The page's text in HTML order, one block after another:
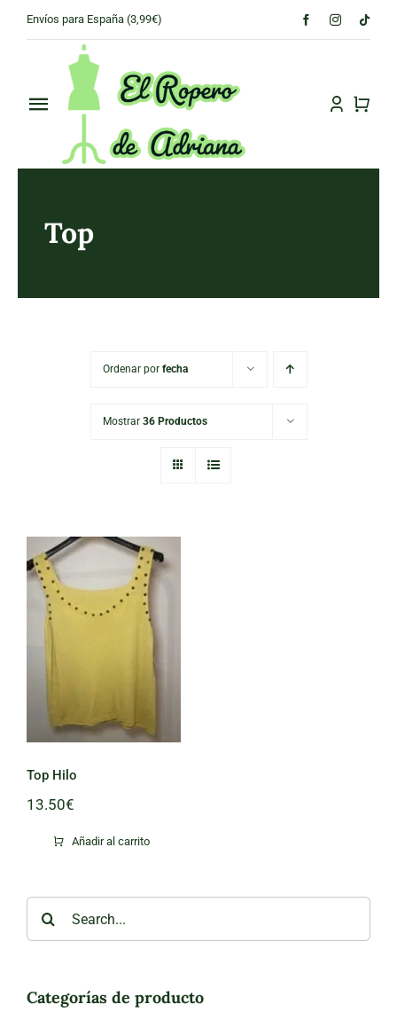
Envíos para España (3,99€)
Toggle
Navigation
PRINCIPAL
Top
Ordenar por fecha
Mostrar 36 Productos
Top Hilo
13.50€
Añadir al carrito
Categorías de producto